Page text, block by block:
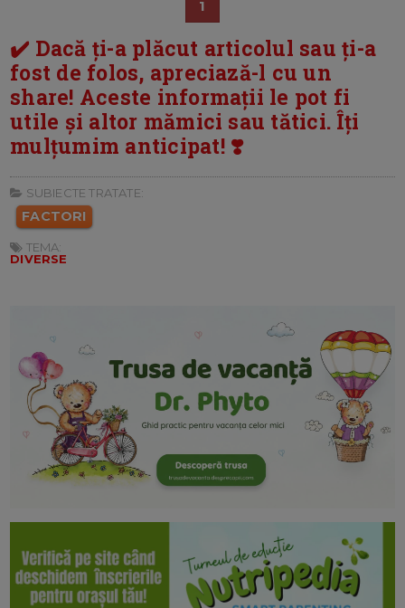
1
✔️ Dacă ți-a plăcut articolul sau ți-a
fost de folos, apreciază-l cu un
share! Aceste informații le pot fi
utile și altor mămici sau tătici. Îți
mulțumim anticipat! ❣️
SUBIECTE TRATATE:
FACTORI
TEMA:
DIVERSE